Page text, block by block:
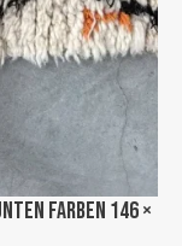
Farben 146 ×